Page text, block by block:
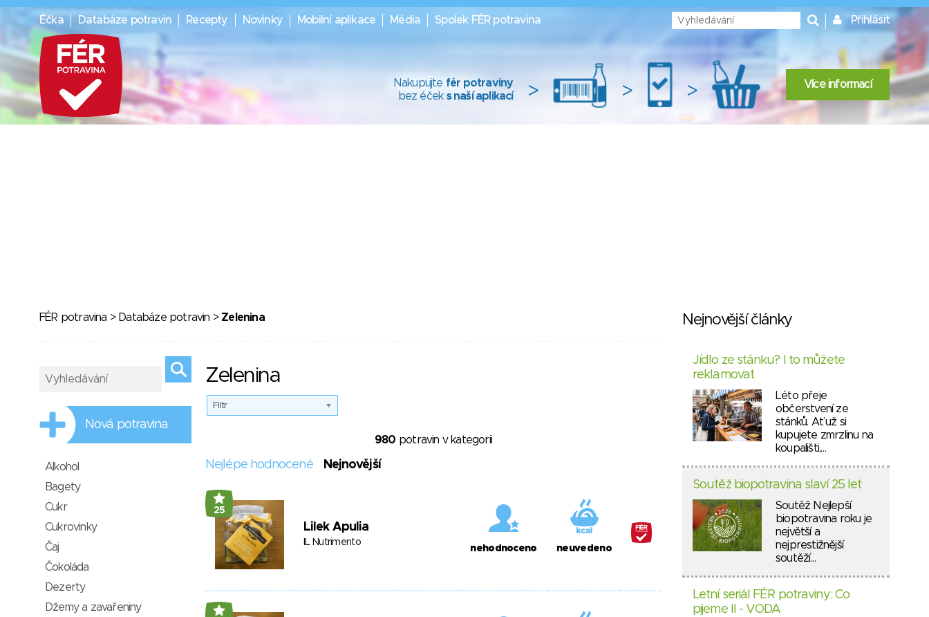
Éčka Databáze potravin Recepty Novinky Mobilní aplikace Média Spolek FÉR potravina Přihlásit
Nakupujte fér potraviny
bez éček s naší aplikací > > > Více informací
FÉR potravina > Databáze potravin > Zelenina
Zelenina
Filtr
980 potravin v kategorii
Nejlépe hodnocené Nejnovější
25
Lilek Apulia
IL Nutrimento
nehodnoceno neuvedeno
Nová potravina
Alkohol
Bagety
Cukr
Cukrovinky
Čaj
Čokoláda
Dezerty
Džemy a zavařeniny
Nejnovější články
Jídlo ze stánku? I to můžete
reklamovat
Léto přeje
občerstvení ze
stánků. Ať už si
kupujete zmrzlinu na
koupališti,…
Soutěž biopotravina slaví 25 let
Soutěž Nejlepší
biopotravina roku je
největší a
nejprestižnější
soutěží…
Letní seriál FÉR potraviny: Co
pijeme II - VODA